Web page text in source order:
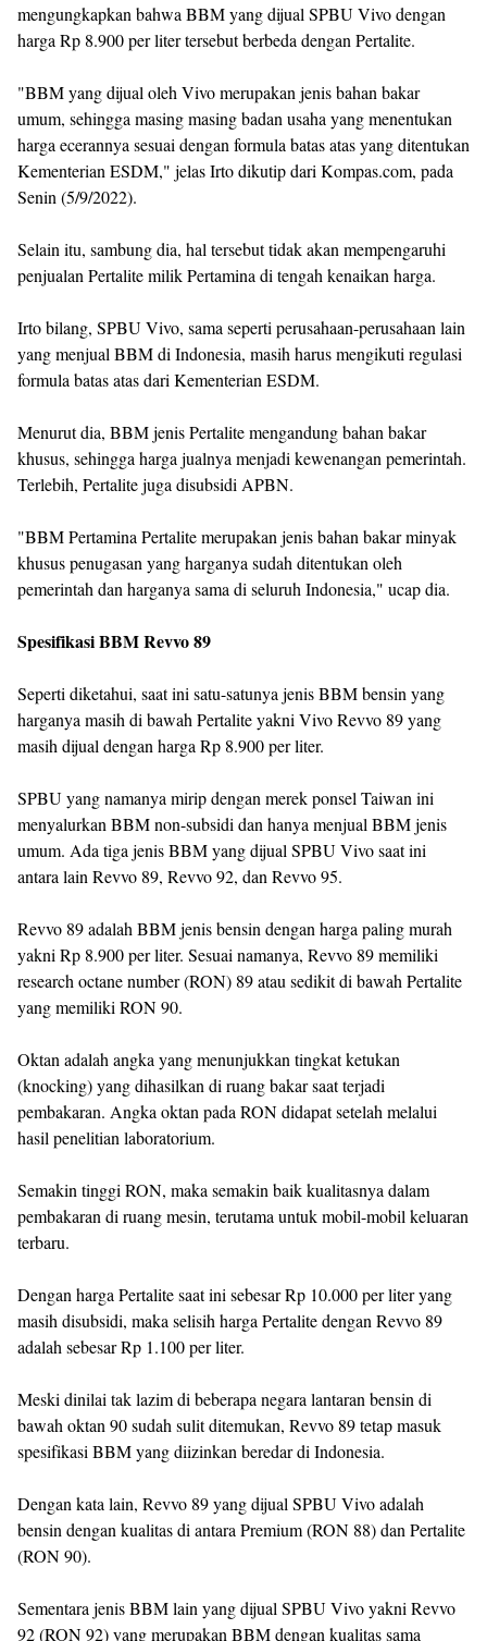
mengungkapkan bahwa BBM yang dijual SPBU Vivo dengan
harga Rp 8.900 per liter tersebut berbeda dengan Pertalite.
"BBM yang dijual oleh Vivo merupakan jenis bahan bakar
umum, sehingga masing masing badan usaha yang menentukan
harga ecerannya sesuai dengan formula batas atas yang ditentukan
Kementerian ESDM," jelas Irto dikutip dari Kompas.com, pada
Senin (5/9/2022).
Selain itu, sambung dia, hal tersebut tidak akan mempengaruhi
penjualan Pertalite milik Pertamina di tengah kenaikan harga.
Irto bilang, SPBU Vivo, sama seperti perusahaan-perusahaan lain
yang menjual BBM di Indonesia, masih harus mengikuti regulasi
formula batas atas dari Kementerian ESDM.
Menurut dia, BBM jenis Pertalite mengandung bahan bakar
khusus, sehingga harga jualnya menjadi kewenangan pemerintah.
Terlebih, Pertalite juga disubsidi APBN.
"BBM Pertamina Pertalite merupakan jenis bahan bakar minyak
khusus penugasan yang harganya sudah ditentukan oleh
pemerintah dan harganya sama di seluruh Indonesia," ucap dia.
Spesifikasi BBM Revvo 89
Seperti diketahui, saat ini satu-satunya jenis BBM bensin yang
harganya masih di bawah Pertalite yakni Vivo Revvo 89 yang
masih dijual dengan harga Rp 8.900 per liter.
SPBU yang namanya mirip dengan merek ponsel Taiwan ini
menyalurkan BBM non-subsidi dan hanya menjual BBM jenis
umum. Ada tiga jenis BBM yang dijual SPBU Vivo saat ini
antara lain Revvo 89, Revvo 92, dan Revvo 95.
Revvo 89 adalah BBM jenis bensin dengan harga paling murah
yakni Rp 8.900 per liter. Sesuai namanya, Revvo 89 memiliki
research octane number (RON) 89 atau sedikit di bawah Pertalite
yang memiliki RON 90.
Oktan adalah angka yang menunjukkan tingkat ketukan
(knocking) yang dihasilkan di ruang bakar saat terjadi
pembakaran. Angka oktan pada RON didapat setelah melalui
hasil penelitian laboratorium.
Semakin tinggi RON, maka semakin baik kualitasnya dalam
pembakaran di ruang mesin, terutama untuk mobil-mobil keluaran
terbaru.
Dengan harga Pertalite saat ini sebesar Rp 10.000 per liter yang
masih disubsidi, maka selisih harga Pertalite dengan Revvo 89
adalah sebesar Rp 1.100 per liter.
Meski dinilai tak lazim di beberapa negara lantaran bensin di
bawah oktan 90 sudah sulit ditemukan, Revvo 89 tetap masuk
spesifikasi BBM yang diizinkan beredar di Indonesia.
Dengan kata lain, Revvo 89 yang dijual SPBU Vivo adalah
bensin dengan kualitas di antara Premium (RON 88) dan Pertalite
(RON 90).
Sementara jenis BBM lain yang dijual SPBU Vivo yakni Revvo
92 (RON 92) yang merupakan BBM dengan kualitas sama